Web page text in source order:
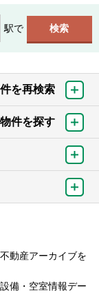
駅で
を再検索
件を探す
動産アーカイブを
備・空室情報デー